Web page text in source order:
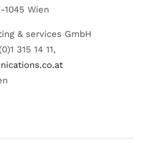
Wien
& services GmbH
315 14 11,